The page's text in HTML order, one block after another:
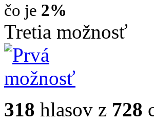
čo je 2%
Tretia možnosť
318 hlasov z 728